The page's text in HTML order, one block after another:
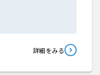
詳細をみる